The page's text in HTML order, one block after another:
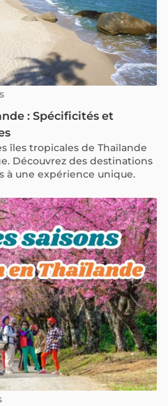
: Spécificités et
îles tropicales de Thaïlande
Découvrez des destinations
à une expérience unique.